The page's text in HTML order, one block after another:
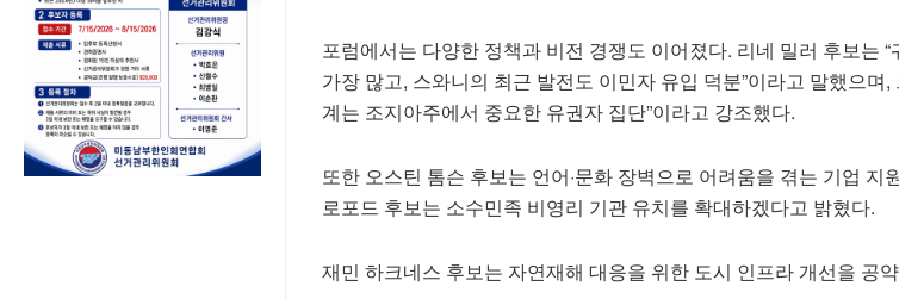
포럼에서는 다양한 정책과 비전 경쟁도 이어졌다. 리네 밀러 후보는
가장 많고, 스와니의 최근 발전도 이민자 유입 덕분”이라고 말했으며,
계는 조지아주에서 중요한 유권자 집단”이라고 강조했다.
또한 오스틴 톰슨 후보는 언어·문화 장벽으로 어려움을 겪는 기업 지
로포드 후보는 소수민족 비영리 기관 유치를 확대하겠다고 밝혔다.
재민 하크네스 후보는 자연재해 대응을 위한 도시 인프라 개선을 공